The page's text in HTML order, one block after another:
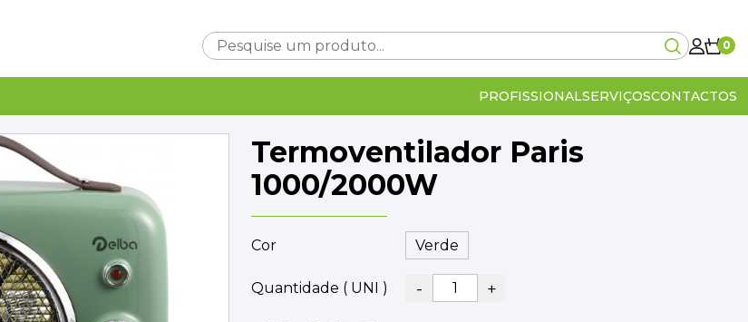
0
PROFISSIONALSERVIÇOSCONTACTOS
Carrinho Vazio!
Entrega
A calcular no checkout
Termoventilador Paris
1000/2000W
Cor
Quantidade ( UNI ) - +